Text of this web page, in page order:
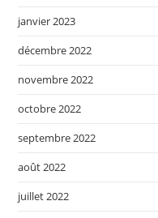
janvier 2023
décembre 2022
novembre 2022
octobre 2022
septembre 2022
août 2022
juillet 2022